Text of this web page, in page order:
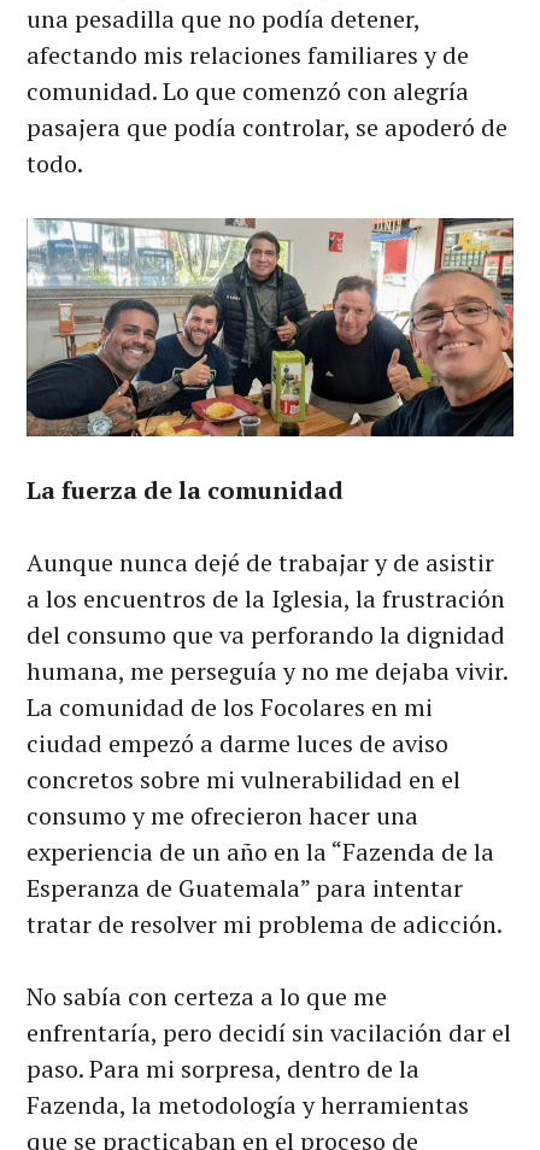
una pesadilla que no podía detener,
afectando mis relaciones familiares y de
comunidad. Lo que comenzó con alegría
pasajera que podía controlar, se apoderó de
todo.
La fuerza de la comunidad
Aunque nunca dejé de trabajar y de asistir
a los encuentros de la Iglesia, la frustración
del consumo que va perforando la dignidad
humana, me perseguía y no me dejaba vivir.
La comunidad de los Focolares en mi
ciudad empezó a darme luces de aviso
concretos sobre mi vulnerabilidad en el
consumo y me ofrecieron hacer una
experiencia de un año en la “Fazenda de la
Esperanza de Guatemala” para intentar
tratar de resolver mi problema de adicción.
No sabía con certeza a lo que me
enfrentaría, pero decidí sin vacilación dar el
paso. Para mi sorpresa, dentro de la
Fazenda, la metodología y herramientas
que se practicaban en el proceso de